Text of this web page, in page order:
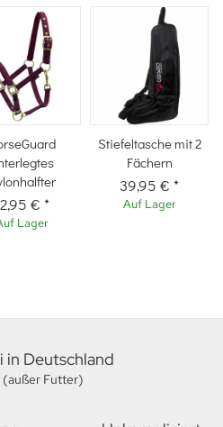
€ *
Lager
Stiefeltasche mit 2
Fächern
39,95 € *
Auf Lager
in Deutschland
Futter)